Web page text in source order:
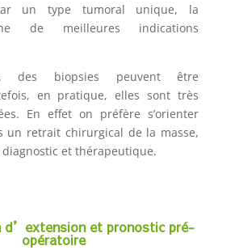
un type tumoral unique, la
de meilleures indications
des biopsies peuvent être
en pratique, elles sont très
En effet on préfère s’orienter
un retrait chirurgical de la masse,
et thérapeutique.
d’extension et pronostic pré-
opératoire